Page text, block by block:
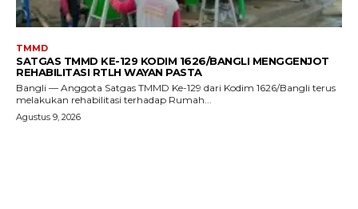
TMMD
SATGAS TMMD KE-129 KODIM 1626/BANGLI MENGGENJOT
REHABILITASI RTLH WAYAN PASTA
Bangli — Anggota Satgas TMMD Ke-129 dari Kodim 1626/Bangli terus
melakukan rehabilitasi terhadap Rumah...
Agustus 9, 2026